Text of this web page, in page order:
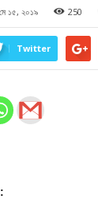
মে ১৫, ২০১৯ 250
Twitter